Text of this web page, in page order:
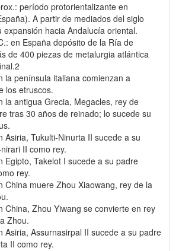
período protorientalizante en
A partir de mediados del siglo
expansión hacia Andalucía oriental.
en España depósito de la Ría de
de 400 piezas de metalurgia atlántica
la península italiana comienzan a
los etruscos.
la antigua Grecia, Megacles, rey de
tras 30 años de reinado; lo sucede su
Asiria, Tukulti-Ninurta II sucede a su
II como rey.
Egipto, Takelot I sucede a su padre
rey.
China muere Zhou Xiaowang, rey de la
China, Zhou Yiwang se convierte en rey
Zhou.
Asiria, Assurnasirpal II sucede a su padre
II como rey.